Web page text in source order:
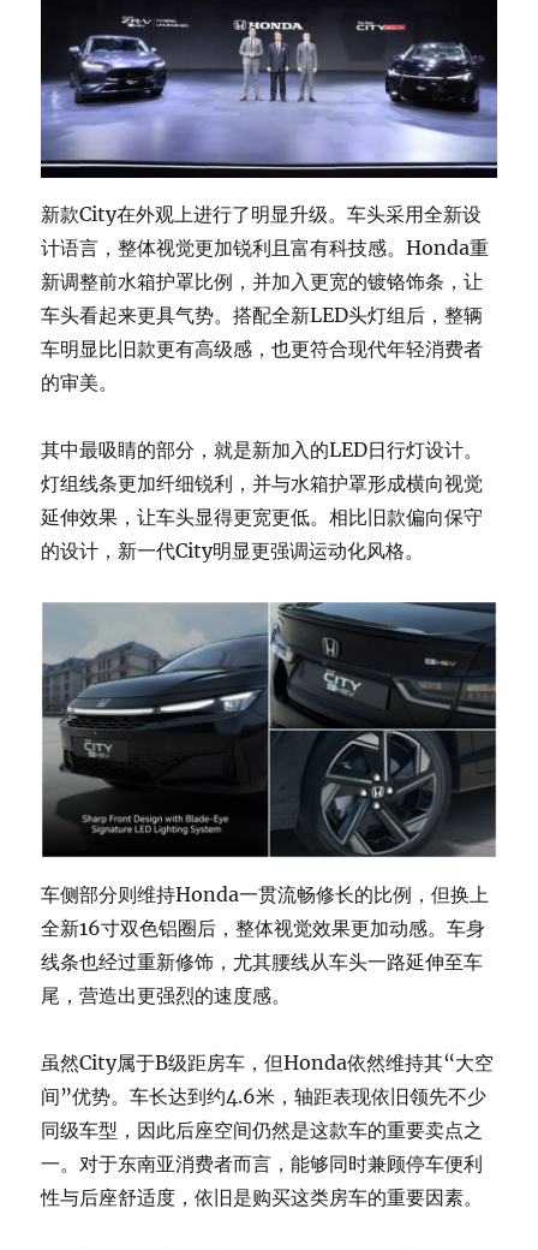
新款City在外观上进行了明显升级。车头采用全新设
计语言，整体视觉更加锐利且富有科技感。Honda重
新调整前水箱护罩比例，并加入更宽的镀铬饰条，让
车头看起来更具气势。搭配全新LED头灯组后，整辆
车明显比旧款更有高级感，也更符合现代年轻消费者
的审美。
其中最吸睛的部分，就是新加入的LED日行灯设计。
灯组线条更加纤细锐利，并与水箱护罩形成横向视觉
延伸效果，让车头显得更宽更低。相比旧款偏向保守
的设计，新一代City明显更强调运动化风格。
车侧部分则维持Honda一贯流畅修长的比例，但换上
全新16寸双色铝圈后，整体视觉效果更加动感。车身
线条也经过重新修饰，尤其腰线从车头一路延伸至车
尾，营造出更强烈的速度感。
虽然City属于B级距房车，但Honda依然维持其“大空
间”优势。车长达到约4.6米，轴距表现依旧领先不少
同级车型，因此后座空间仍然是这款车的重要卖点之
一。对于东南亚消费者而言，能够同时兼顾停车便利
性与后座舒适度，依旧是购买这类房车的重要因素。